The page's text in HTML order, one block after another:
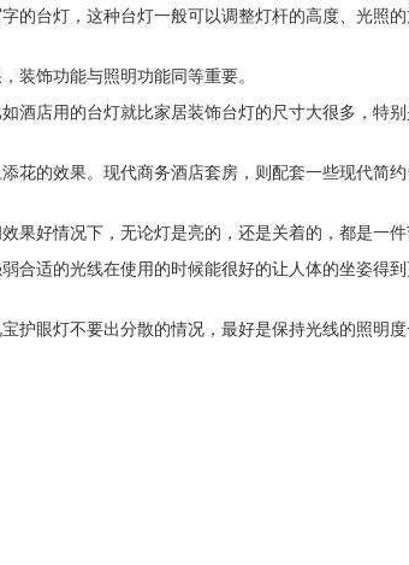
的台灯，这种台灯一般可以调整灯杆的高度、光照
装饰功能与照明功能同等重要。
酒店用的台灯就比家居装饰台灯的尺寸大很多，特别
花的效果。现代商务酒店套房，则配套一些现代简
果好情况下，无论灯是亮的，还是关着的，都是一
合适的光线在使用的时候能很好的让人体的坐姿得
眼灯不要出分散的情况，最好是保持光线的照明度